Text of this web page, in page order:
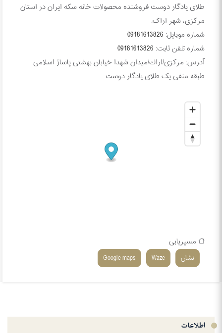
طلای یادگار دوست فروشنده محصولات خانه سکه ایران در استان
مرکزی، شهر اراک.
شماره موبایل: 09181613826
شماره تلفن ثابت: 09181613826
آدرس: مركزی/اراك/میدان شهدا خیابان بهشتی پاساژ اسلامی
طبقه منفی یک طلای یادگار دوست
مسیریابی
نشان Waze
Google maps
اطلاعات